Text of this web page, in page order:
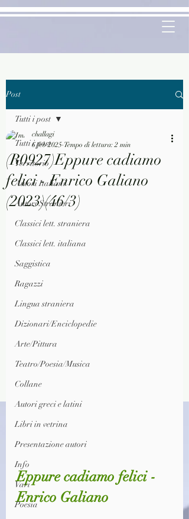
Post
Tutti i post
Territorio
Autori Italiani
Autori Stranieri
Classici lett. straniera
Classici lett. italiana
Saggistica
Ragazzi
Lingua straniera
Dizionari/Enciclopedie
Arte/Pittura
Teatro/Poesia/Musica
Collane
Autori greci e latini
Libri in vetrina
Presentazione autori
Info
Vari
Poesia
Tutti i post
(R0927)Eppure cadiamo
felici - Enrico Galiano
(2023)(46/3)
challagi
6 feb 2025 Tempo di lettura: 2 min
Eppure cadiamo felici -
Enrico Galiano